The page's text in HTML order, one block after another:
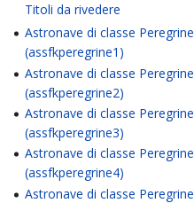
Titoli da rivedere
Astronave di classe Peregrine
(assfkperegrine1)
Astronave di classe Peregrine
(assfkperegrine2)
Astronave di classe Peregrine
(assfkperegrine3)
Astronave di classe Peregrine
(assfkperegrine4)
Astronave di classe Peregrine